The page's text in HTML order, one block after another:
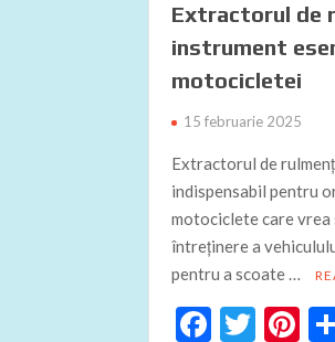
Extractorul de
instrument
motocicletei
15 februarie 2025
Extractorul de
indispensabil pentru
motociclete care vrea
întreținere a
pentru a scoate …
F
T
Pi